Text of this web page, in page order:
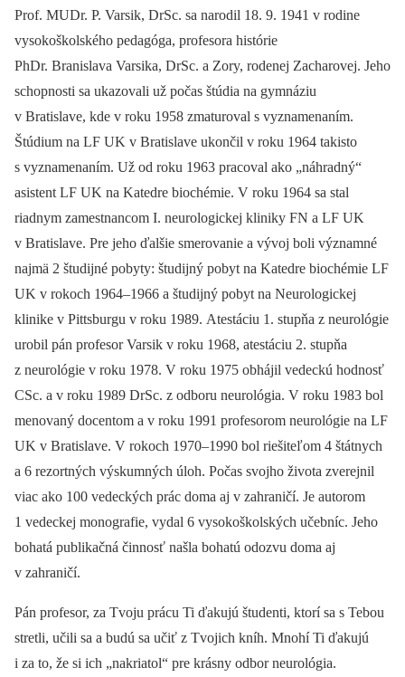
Prof. MUDr. P. Varsik, DrSc. sa narodil 18. 9. 1941 v rodine
vysokoškolského pedagóga, profesora histórie
PhDr. Branislava Varsika, DrSc. a Zory, rodenej Zacharovej. Jeho
schopnosti sa ukazovali už počas štúdia na gymnáziu
v Bratislave, kde v roku 1958 zmaturoval s vyznamenaním.
Štúdium na LF UK v Bratislave ukončil v roku 1964 takisto
s vyznamenaním. Už od roku 1963 pracoval ako „náhradný“
asistent LF UK na Katedre biochémie. V roku 1964 sa stal
riadnym zamestnancom I. neurologickej kliniky FN a LF UK
v Bratislave. Pre jeho ďalšie smerovanie a vývoj boli významné
najmä 2 študijné pobyty: študijný pobyt na Katedre biochémie LF
UK v rokoch 1964–1966 a študijný pobyt na Neurologickej
klinike v Pittsburgu v roku 1989. Atestáciu 1. stupňa z neurológie
urobil pán profesor Varsik v roku 1968, atestáciu 2. stupňa
z neurológie v roku 1978. V roku 1975 obhájil vedeckú hodnosť
CSc. a v roku 1989 DrSc. z odboru neurológia. V roku 1983 bol
menovaný docentom a v roku 1991 profesorom neurológie na LF
UK v Bratislave. V rokoch 1970–1990 bol riešiteľom 4 štátnych
a 6 rezortných výskumných úloh. Počas svojho života zverejnil
viac ako 100 vedeckých prác doma aj v zahraničí. Je autorom
1 vedeckej monografie, vydal 6 vysokoškolských učebníc. Jeho
bohatá publikačná činnosť našla bohatú odozvu doma aj
v zahraničí.
Pán profesor, za Tvoju prácu Ti ďakujú študenti, ktorí sa s Tebou
stretli, učili sa a budú sa učiť z Tvojich kníh. Mnohí Ti ďakujú
i za to, že si ich „nakriatol“ pre krásny odbor neurológia.